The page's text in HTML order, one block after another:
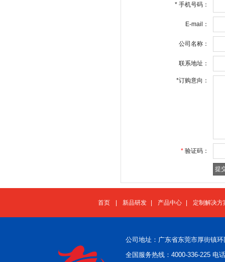
* 手机号码：
E-mail：
公司名称：
联系地址：
*订购意向：
* 验证码：
首页 新品研发 产品中心 定制解决方
公司地址：广东省东莞市厚街镇
全国服务热线：4000-336-225 电